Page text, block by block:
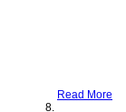
Read More